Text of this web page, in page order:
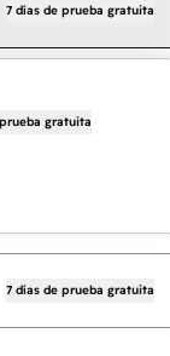
7 días de prueba gratuita
gratuita
7 días de prueba gratuita